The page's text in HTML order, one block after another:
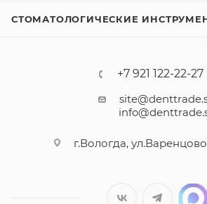
СТОМАТОЛОГИЧЕСКИЕ
+7 921 122-22-27
г.Вологда,